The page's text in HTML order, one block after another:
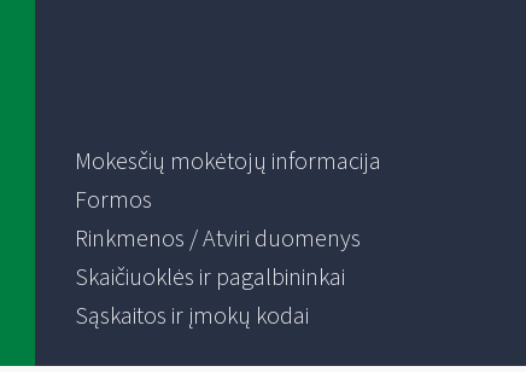
Mokesčių mokėtojų informacija
Formos
Rinkmenos / Atviri duomenys
Skaičiuoklės ir pagalbininkai
Sąskaitos ir įmokų kodai